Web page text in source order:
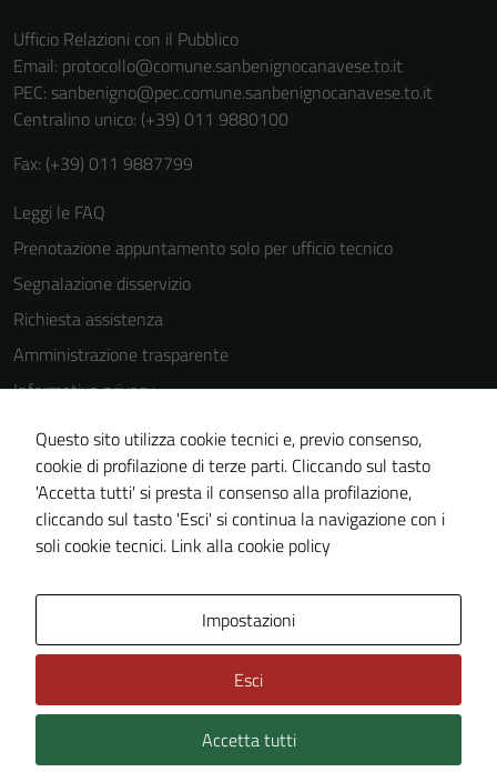
Ufficio Relazioni con il Pubblico
Email: protocollo@comune.sanbenignocanavese.to.it
PEC: sanbenigno@pec.comune.sanbenignocanavese.to.it
Centralino unico: (+39) 011 9880100
Fax: (+39) 011 9887799
Leggi le FAQ
Prenotazione appuntamento solo per ufficio tecnico
Segnalazione disservizio
Richiesta assistenza
Amministrazione trasparente
Informativa privacy
Cookie Policy
Note legali
Dichiarazione di accessibilità
Piano di miglioramento del sito
Technical Design s.r.l.
Questo sito utilizza cookie tecnici e, previo consenso,
cookie di profilazione di terze parti. Cliccando sul tasto
'Accetta tutti' si presta il consenso alla profilazione,
cliccando sul tasto 'Esci' si continua la navigazione con i
soli cookie tecnici. Link alla cookie policy
Impostazioni
Esci
Accetta tutti